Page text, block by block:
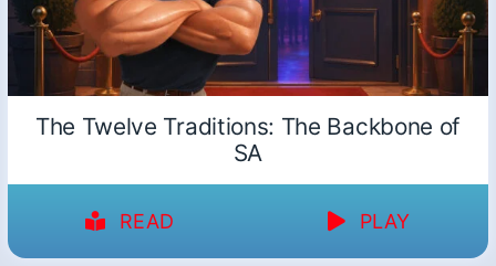
The Twelve Traditions: The Backbone of
SA
READ PLAY